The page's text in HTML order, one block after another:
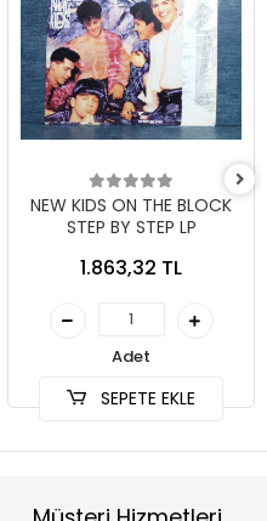
NEW KIDS ON THE BLOCK
STEP BY STEP LP
1.863,32 TL
Adet
SEPETE EKLE